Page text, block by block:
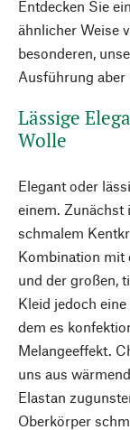
Entdecken Sie
ähnlicher Weise
besonderen,
Ausführung aber
Lässige
Wolle
Elegant oder
einem. Zunächst
schmalem
Kombination mit
und der großen,
Kleid jedoch
dem es
Melangeeffekt.
uns aus
Elastan
Oberkörper